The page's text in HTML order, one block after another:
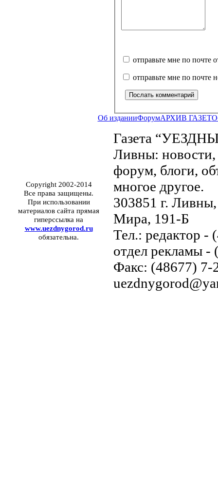
отправьте мне по почте
отправьте мне по почте
Об изданииФорумАРХИВ ГАЗЕТ
Copyright 2002-2014
Все права защищены.
При использовании
материалов сайта прямая
гиперссылка на
www.uezdnygorod.ru
обязательна.
Газета
Ливны: новости,
форум, блоги,
многое другое.
303851 г.
Мира, 191-Б
Тел.: редактор -
отдел рекламы -
Факс: (48677) 7-